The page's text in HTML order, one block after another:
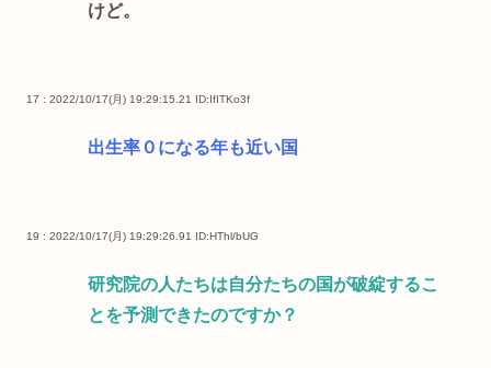
けど。
17 : 2022/10/17(月) 19:29:15.21 ID:IfITKo3f
出生率０になる年も近い国
19 : 2022/10/17(月) 19:29:26.91 ID:HThl/bUG
研究院の人たちは自分たちの国が破綻するこ
とを予測できたのですか？